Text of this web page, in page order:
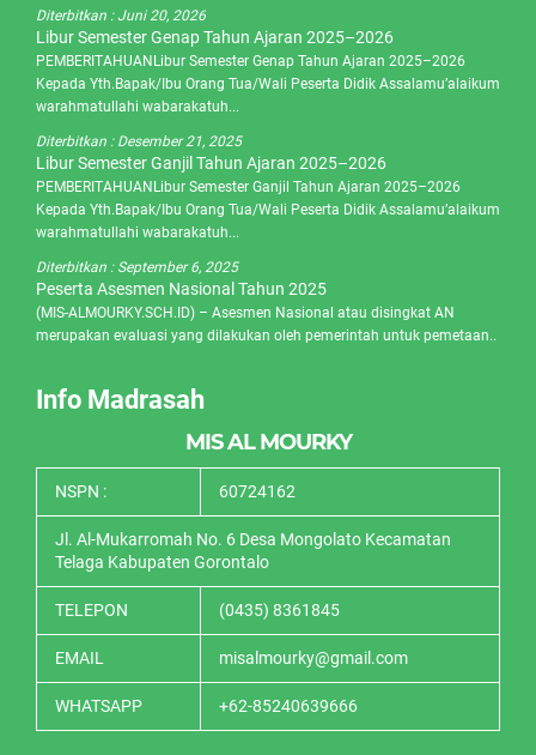
Diterbitkan :Juni 20, 2026
Libur Semester Genap Tahun Ajaran 2025–2026
PEMBERITAHUANLibur Semester Genap Tahun Ajaran 2025–2026
Kepada Yth.Bapak/Ibu Orang Tua/Wali Peserta Didik Assalamu’alaikum
warahmatullahi wabarakatuh...
Diterbitkan : Desember 21, 2025
Libur Semester Ganjil Tahun Ajaran 2025–2026
PEMBERITAHUANLibur Semester Ganjil Tahun Ajaran 2025–2026
Kepada Yth.Bapak/Ibu Orang Tua/Wali Peserta Didik Assalamu’alaikum
warahmatullahi wabarakatuh...
Diterbitkan : September 6, 2025
Peserta Asesmen Nasional Tahun 2025
(MIS-ALMOURKY.SCH.ID) – Asesmen Nasional atau disingkat AN
merupakan evaluasi yang dilakukan oleh pemerintah untuk pemetaan..
Info Madrasah
MIS AL MOURKY
NSPN : 60724162
Jl. Al-Mukarromah No. 6 Desa Mongolato Kecamatan
Telaga Kabupaten Gorontalo
TELEPON (0435) 8361845
EMAIL misalmourky@gmail.com
WHATSAPP +62-85240639666